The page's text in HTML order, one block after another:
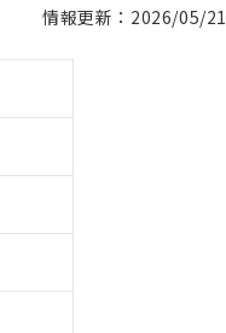
情報更新：2026/05/21